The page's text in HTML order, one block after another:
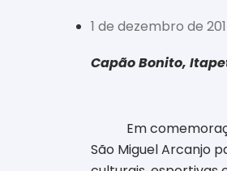
1 de dezembro de
Capão Bonito,
Em
São Miguel Arcanjo